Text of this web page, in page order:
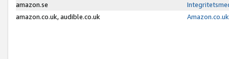
amazon.se
amazon.co.uk, audible.co.uk